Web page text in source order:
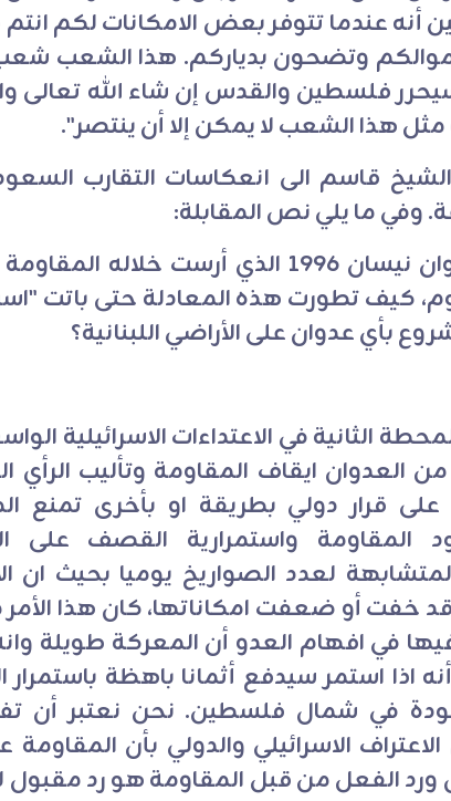
أنه عندما تتوفر بعض الامكانات لكم
وتضحون بدياركم. هذا الشعب
فلسطين والقدس إن شاء الله تعالى
هذا الشعب لا يمكن إلا أن ينتصر".
قاسم الى انعكاسات التقارب
وفي ما يلي نص المقابلة:
ــــ نحن في ذكرى عدوان نيسان 1996 الذي أرست
كيف تطورت هذه المعادلة حتى باتت
بأي عدوان على الأراضي اللبنانية؟
الثانية في الاعتداءات الاسرائيلية
من العدوان ايقاف المقاومة وتأليب الرأي
قرار دولي بطريقة او بأخرى تمنع
المقاومة واستمرارية القصف على
لعدد الصواريخ يوميا بحيث ان
خفت أو ضعفت امكاناتها، كان هذا
في افهام العدو أن المعركة طويلة
اذا استمر سيدفع أثمانا باهظة
في شمال فلسطين. نحن نعتبر أن
الاسرائيلي والدولي بأن
ورد الفعل من قبل المقاومة هو رد مقبول